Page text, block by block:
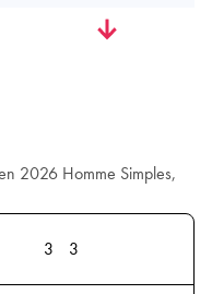
2026 Homme Simples,
3 3